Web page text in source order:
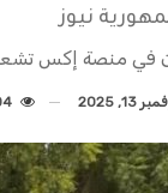
نيوز
في منصة إكس
13, 2025